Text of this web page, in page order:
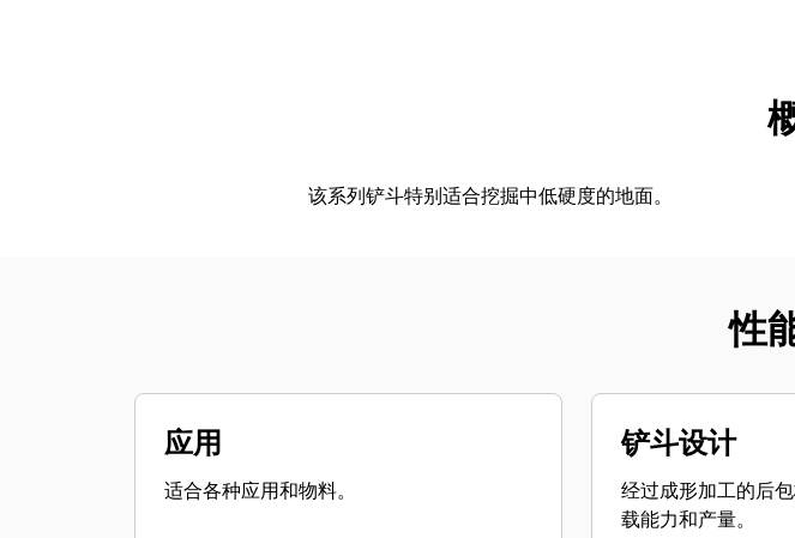
展示
该系列铲斗特别适合挖掘中低硬度的地面。
性
应用
适合各种应用和物料。
铲斗设计
经过成形加工的后
载能力和产量。